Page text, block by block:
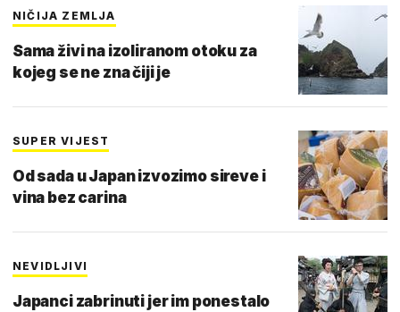
NIČIJA ZEMLJA
Sama živi na izoliranom otoku za
kojeg se ne zna čiji je
SUPER VIJEST
Od sada u Japan izvozimo sireve i
vina bez carina
NEVIDLJIVI
Japanci zabrinuti jer im ponestalo